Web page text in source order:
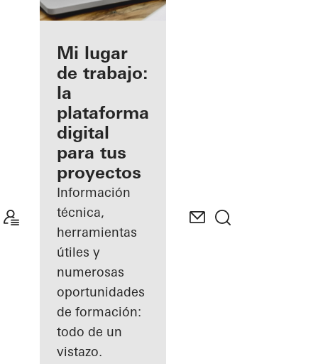
Beneficios
como
fabricante
registrado
Descubre
mi área
de
trabajo
Mi lugar
de trabajo:
la
plataforma
digital
para tus
proyectos
Información
técnica,
herramientas
útiles y
numerosas
oportunidades
de formación:
todo de un
vistazo.